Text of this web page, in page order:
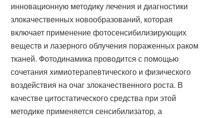
инновационную методику лечения и диагностики
злокачественных новообразований, которая
включает применение фотосенсибилизирующих
веществ и лазерного облучения пораженных раком
тканей. Фотодинамика проводится с помощью
сочетания химиотерапевтического и физического
воздействия на очаг злокачественного роста. В
качестве цитостатического средства при этой
методике применяется сенсибилизатор, а